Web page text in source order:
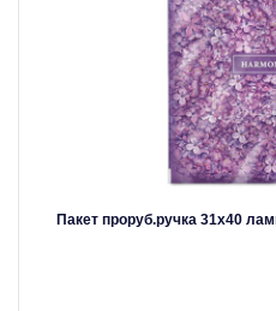
Пакет проруб.ручка 31х40